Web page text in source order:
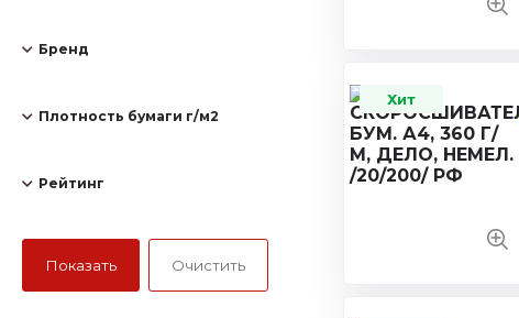
Бренд
Плотность бумаги г/м2
Рейтинг
Хит